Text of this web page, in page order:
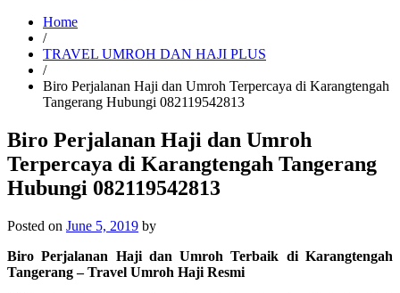
Home
/
TRAVEL UMROH DAN HAJI PLUS
/
Biro Perjalanan Haji dan Umroh Terpercaya di Karangtengah
Tangerang Hubungi 082119542813
Biro Perjalanan Haji dan Umroh
Terpercaya di Karangtengah Tangerang
Hubungi 082119542813
Posted on June 5, 2019 by
Biro Perjalanan Haji dan Umroh Terbaik di Karangtengah
Tangerang – Travel Umroh Haji Resmi